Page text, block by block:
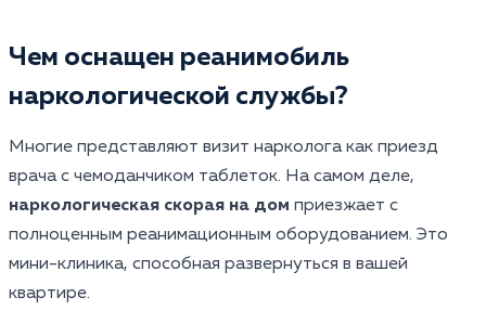
Чем оснащен реанимобиль
наркологической службы?
Многие представляют визит нарколога как приезд
врача с чемоданчиком таблеток. На самом деле,
наркологическая скорая на дом приезжает с
полноценным реанимационным оборудованием. Это
мини-клиника, способная развернуться в вашей
квартире.